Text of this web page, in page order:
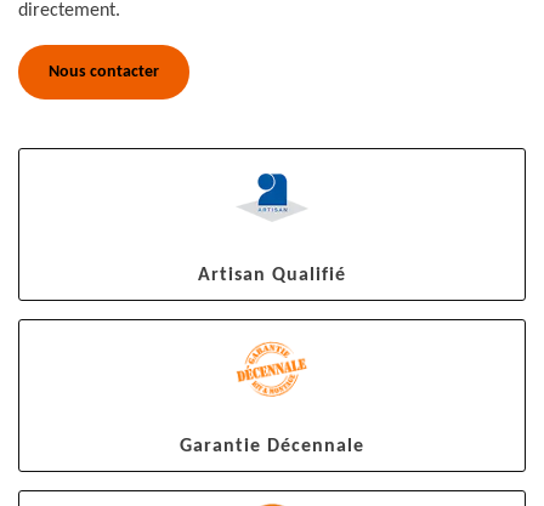
directement.
Nous contacter
Artisan Qualifié
Garantie Décennale